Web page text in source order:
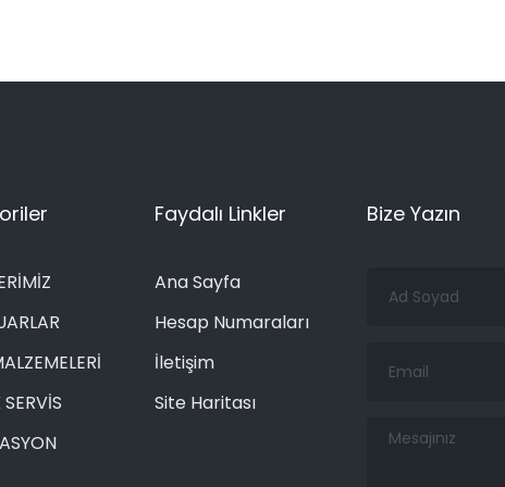
Faydalı Linkler
Ana Sayfa
Hesap Numaraları
İletişim
Site Haritası
Bize Yazın
Soyad
Mesajınız